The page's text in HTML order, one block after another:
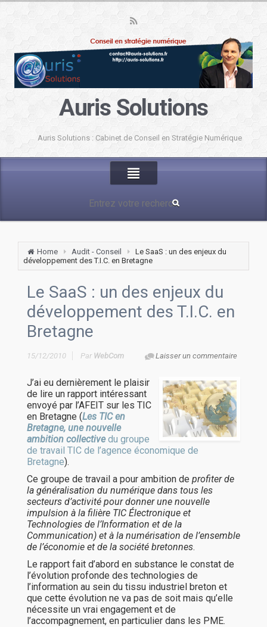
Auris Solutions
Auris Solutions : Cabinet de Conseil en Stratégie Numérique
Home Audit - Conseil
Le SaaS : un des enjeux du
développement des T.I.C. en Bretagne
Le SaaS : un des enjeux du
développement des T.I.C. en
Bretagne
15/12/2010 Laisser un commentaire
Par WebCom
J’ai eu dernièrement le plaisir
de lire un rapport intéressant
envoyé par l’AFEIT sur les TIC
en Bretagne (Les TIC en
Bretagne, une nouvelle
ambition collectivedu groupe
de travail TIC de l’agence économique de
Bretagne).
Ce groupe de travail a pour ambition de profiter de
la généralisation du numérique dans tous les
secteurs d’activité pour donner une nouvelle
impulsion à la filière TIC Électronique et
Technologies de l’Information et de la
Communication) et à la numérisation de l’ensemble
de l’économie et de la société bretonnes.
Le rapport fait d’abord en substance le constat de
l’évolution profonde des technologies de
l’information au sein du tissu industriel breton et
que cette évolution ne va pas de soit mais qu’elle
nécessite un vrai engagement et de
l’accompagnement, en particulier dans les PME.